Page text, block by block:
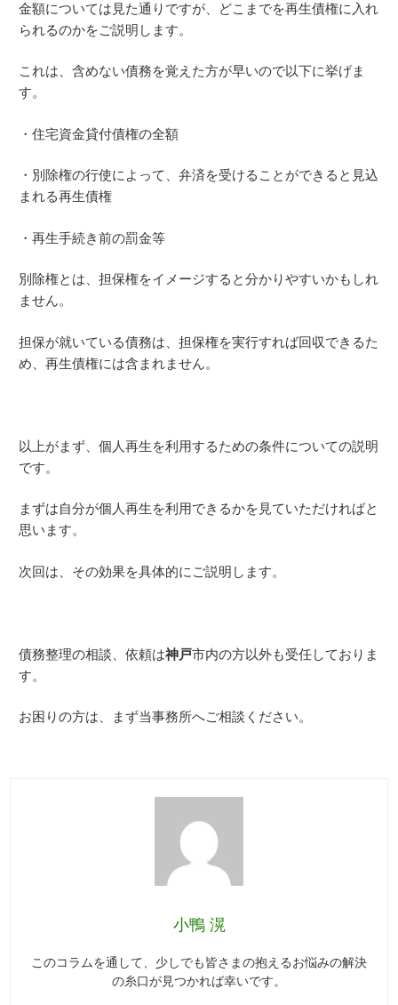
金額については見た通りですが、どこまでを再生債権に入れ
られるのかをご説明します。
これは、含めない債務を覚えた方が早いので以下に挙げま
す。
・住宅資金貸付債権の全額
・別除権の行使によって、弁済を受けることができると見込
まれる再生債権
・再生手続き前の罰金等
別除権とは、担保権をイメージすると分かりやすいかもしれ
ません。
担保が就いている債務は、担保権を実行すれば回収できるた
め、再生債権には含まれません。
以上がまず、個人再生を利用するための条件についての説明
です。
まずは自分が個人再生を利用できるかを見ていただければと
思います。
次回は、その効果を具体的にご説明します。
債務整理の相談、依頼は神戸市内の方以外も受任しておりま
す。
お困りの方は、まず当事務所へご相談ください。
小鴨 滉
このコラムを通して、少しでも皆さまの抱えるお悩みの解決
の糸口が見つかれば幸いです。